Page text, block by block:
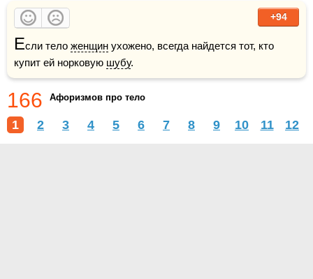
+94
Если тело женщин ухожено, всегда найдется тот, кто
купит ей норковую шубу.
166 Афоризмов про тело
1 2 3 4 5 6 7 8 9 10 11 12